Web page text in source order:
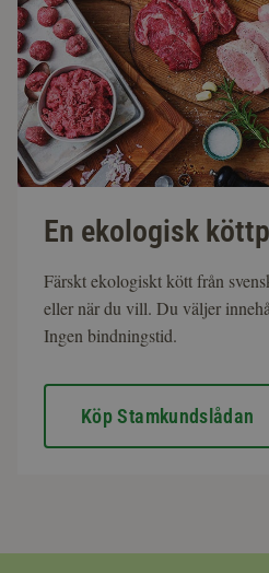
En ekologisk
Färskt ekologiskt kött från
eller när du vill. Du väljer
Ingen bindningstid.
Köp Stamkundslådan